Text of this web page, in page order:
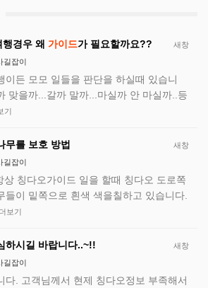
새창
경우 왜 가이드가 필요할까요??
길잡이
이든 모모 일들을 판단을 하실때 있습니
맞을까...갈까 말까...마실까 안 마실까..등
기
새창
무를 보호 방법
길잡이
상 칭다오가이드 일을 할때 칭다오 도로쪽
들이 밑쪽으로 흰색 색을칠하고 있습니다.
더보기
새창
하시길 바랍니다..~!!
길잡이
다. 고객님께서 현제 칭다오정보 부족해서